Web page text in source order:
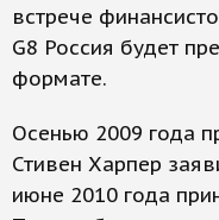
встрече
G8 Россия будет
формате.
Осенью 2009 года
Стивен Харпер
июне 2010 года